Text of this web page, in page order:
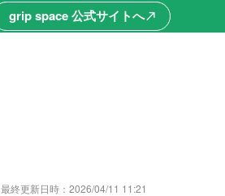
grip space 公式サイトへnorth_east
最終更新日時： 2026/04/11 11:21